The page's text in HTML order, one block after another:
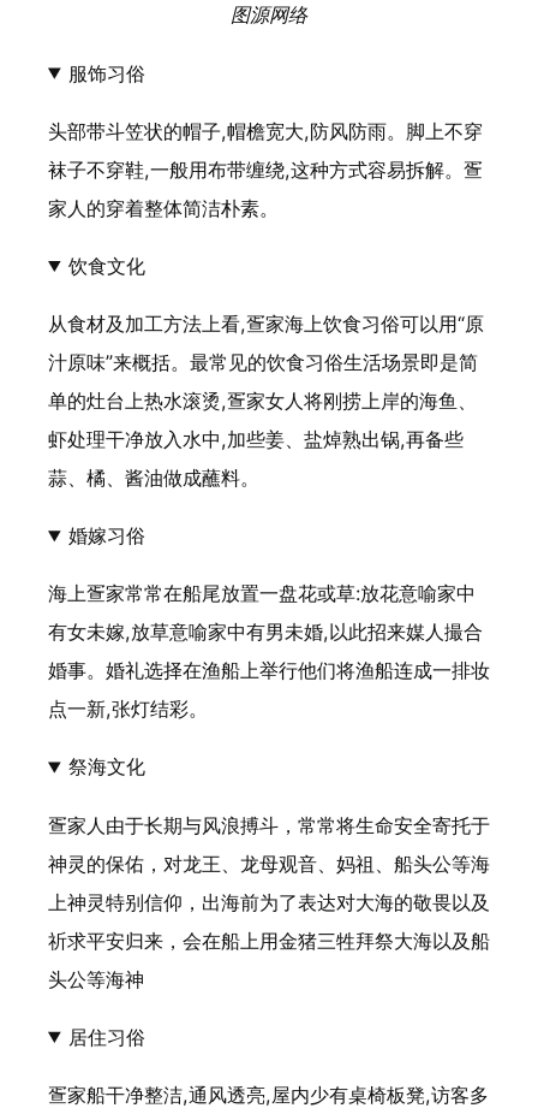
图源网络
服饰习俗
头部带斗笠状的帽子,帽檐宽大,防风防雨。脚上不穿
袜子不穿鞋,一般用布带缠绕,这种方式容易拆解。疍
家人的穿着整体简洁朴素。
饮食文化
从食材及加工方法上看,疍家海上饮食习俗可以用“原
汁原味”来概括。最常见的饮食习俗生活场景即是简
单的灶台上热水滚烫,疍家女人将刚捞上岸的海鱼、
虾处理干净放入水中,加些姜、盐焯熟出锅,再备些
蒜、橘、酱油做成蘸料。
婚嫁习俗
海上疍家常常在船尾放置一盘花或草:放花意喻家中
有女未嫁,放草意喻家中有男未婚,以此招来媒人撮合
婚事。婚礼选择在渔船上举行他们将渔船连成一排妆
点一新,张灯结彩。
祭海文化
疍家人由于长期与风浪搏斗，常常将生命安全寄托于
神灵的保佑，对龙王、龙母观音、妈祖、船头公等海
上神灵特别信仰，出海前为了表达对大海的敬畏以及
祈求平安归来，会在船上用金猪三牲拜祭大海以及船
头公等海神
居住习俗
疍家船干净整洁,通风透亮,屋内少有桌椅板凳,访客多